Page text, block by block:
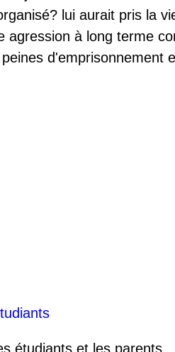
lui aurait pris la
agression à long terme
d'emprisonnement
étudiants et les parents